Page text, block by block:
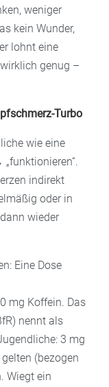
weniger
kein Wunder,
lohnt eine
genug –
Turbo
wie eine
indirekt
oder in
wieder
Eine Dose
mg Koffein. Das
nennt als
3 mg
(bezogen
Wiegt ein